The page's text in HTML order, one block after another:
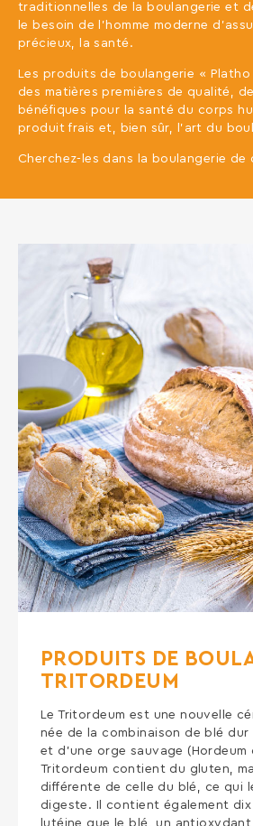
traditionnelles de la boulangerie et
le besoin de l’homme moderne
précieux, la santé.
Les produits de boulangerie «
des matières premières de qualité,
bénéfiques pour la santé du corps
produit frais et, bien sûr, l’art du
Cherchez-les dans la boulangerie de
PRODUITS DE
TRITORDEUM
Le Tritordeum est une nouvelle
née de la combinaison de blé dur
et d’une orge sauvage (Hordeum
Tritordeum contient du gluten,
différente de celle du blé, ce qui
digeste. Il contient également
lutéine que le blé, un